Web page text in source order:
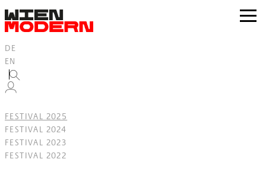
springen
zur
DE
EN
FESTIVAL 2025
FESTIVAL 2024
FESTIVAL 2023
FESTIVAL 2022